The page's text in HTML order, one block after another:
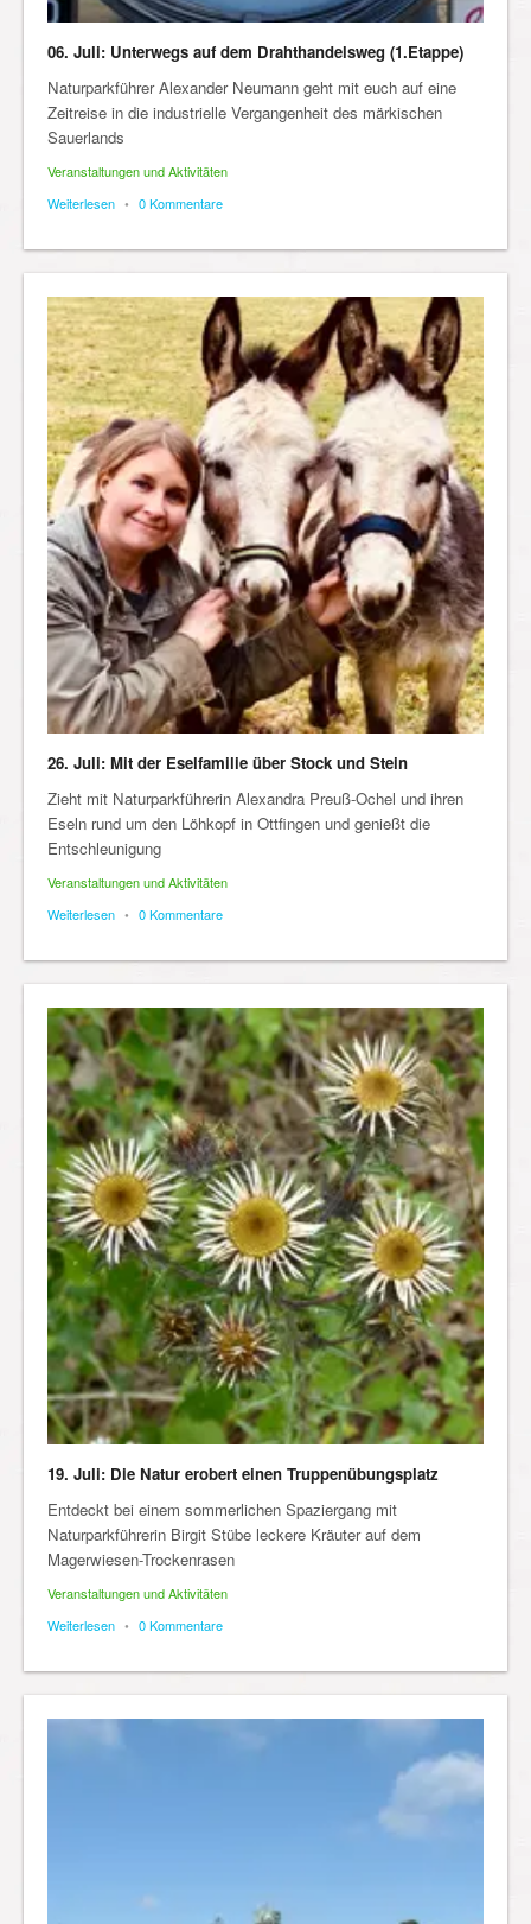
06. Juli: Unterwegs auf dem Drahthandelsweg (1.Etappe)
Naturparkführer Alexander Neumann geht mit euch auf eine
Zeitreise in die industrielle Vergangenheit des märkischen
Sauerlands
Veranstaltungen und Aktivitäten
Weiterlesen • 0 Kommentare
26. Juli: Mit der Eselfamilie über Stock und Stein
Zieht mit Naturparkführerin Alexandra Preuß-Ochel und ihren
Eseln rund um den Löhkopf in Ottfingen und genießt die
Entschleunigung
Veranstaltungen und Aktivitäten
Weiterlesen • 0 Kommentare
19. Juli: Die Natur erobert einen Truppenübungsplatz
Entdeckt bei einem sommerlichen Spaziergang mit
Naturparkführerin Birgit Stübe leckere Kräuter auf dem
Magerwiesen-Trockenrasen
Veranstaltungen und Aktivitäten
Weiterlesen • 0 Kommentare